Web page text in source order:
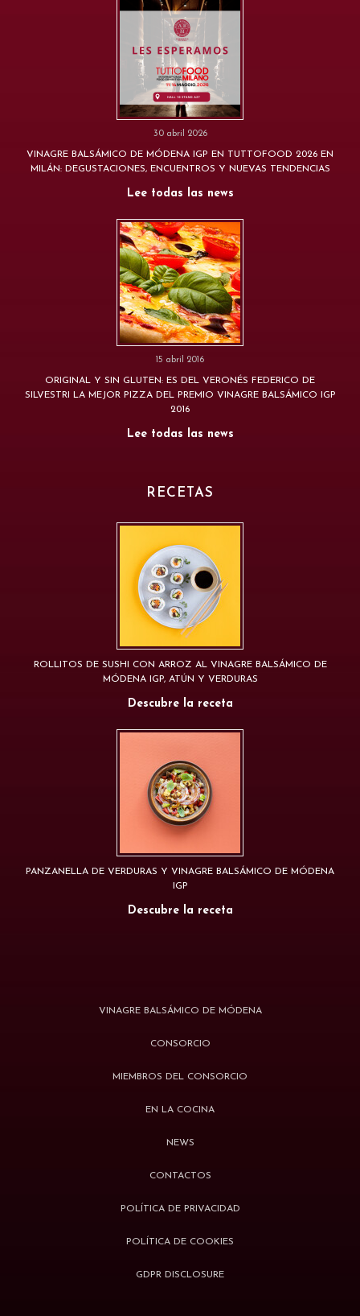
30 abril 2026
VINAGRE BALSÁMICO DE MÓDENA IGP EN TUTTOFOOD 2026 EN
MILÁN: DEGUSTACIONES, ENCUENTROS Y NUEVAS TENDENCIAS
Lee todas las news
15 abril 2016
ORIGINAL Y SIN GLUTEN: ES DEL VERONÉS FEDERICO DE
SILVESTRI LA MEJOR PIZZA DEL PREMIO VINAGRE BALSÁMICO IGP
2016
Lee todas las news
RECETAS
ROLLITOS DE SUSHI CON ARROZ AL VINAGRE BALSÁMICO DE
MÓDENA IGP, ATÚN Y VERDURAS
Descubre la receta
PANZANELLA DE VERDURAS Y VINAGRE BALSÁMICO DE MÓDENA
IGP
Descubre la receta
VINAGRE BALSÁMICO DE MÓDENA
CONSORCIO
MIEMBROS DEL CONSORCIO
EN LA COCINA
NEWS
CONTACTOS
POLÍTICA DE PRIVACIDAD
POLÍTICA DE COOKIES
GDPR DISCLOSURE